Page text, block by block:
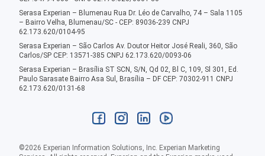
Serasa Experian – Blumenau Rua Dr. Léo de Carvalho, 74 – Sala 1105
– Bairro Velha, Blumenau/SC - CEP: 89036-239 CNPJ
62.173.620/0104-95
Serasa Experian – São Carlos Av. Doutor Heitor José Reali, 360, São
Carlos/SP CEP: 13571-385 CNPJ 62.173.620/0093-06
Serasa Experian – Brasília ST SCN, S/N, Qd 02, Bl C, 109, Sl 301, Ed.
Paulo Sarasate Bairro Asa Sul, Brasília – DF CEP: 70302-911 CNPJ
62.173.620/0131-68
©2026 Experian Information Solutions, Inc. Experian Marketing